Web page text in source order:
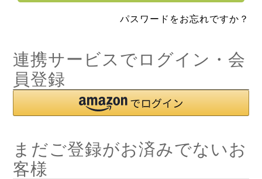
パスワードをお忘れですか？
連携サービスでログイン・会
員登録
まだご登録がお済みでないお
客様